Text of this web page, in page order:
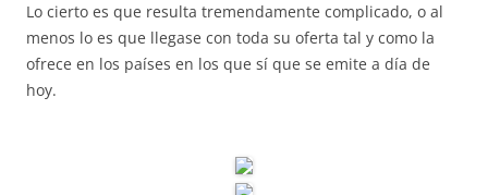
Lo cierto es que resulta tremendamente complicado, o al
menos lo es que llegase con toda su oferta tal y como la
ofrece en los países en los que sí que se emite a día de
hoy.